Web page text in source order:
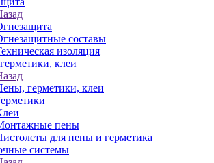
составы
изоляция
клеи
герметики, клеи
пены
для пены и герметика
системы